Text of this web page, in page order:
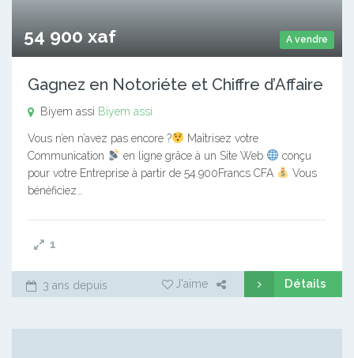
A vendre
54 900 xaf
Gagnez en Notoriéte et Chiffre d’Affaire
Biyem assi Biyem assi
Vous n’en n’avez pas encore ?
Maîtrisez votre
Communication
en ligne grâce à un Site Web
conçu
pour votre Entreprise à partir de 54.900Francs CFA
Vous
bénéficiez…
1
3 ans depuis J'aime Détails